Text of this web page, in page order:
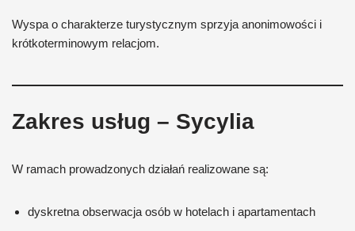
Wyspa o charakterze turystycznym sprzyja anonimowości i
krótkoterminowym relacjom.
Zakres usług – Sycylia
W ramach prowadzonych działań realizowane są:
dyskretna obserwacja osób w hotelach i apartamentach